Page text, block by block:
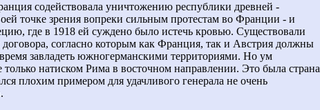
содействовала уничтожению республики древней -
точке зрения вопреки сильным протестам во Франции - и
где в 1918 ей суждено было истечь кровью. Существовали
договора, согласно которым как Франция, так и Австрия должны
завладеть южногерманскими территориями. Но ум
натиском Рима в восточном направлении. Это была страна
плохим примером для удачливого генерала не очень